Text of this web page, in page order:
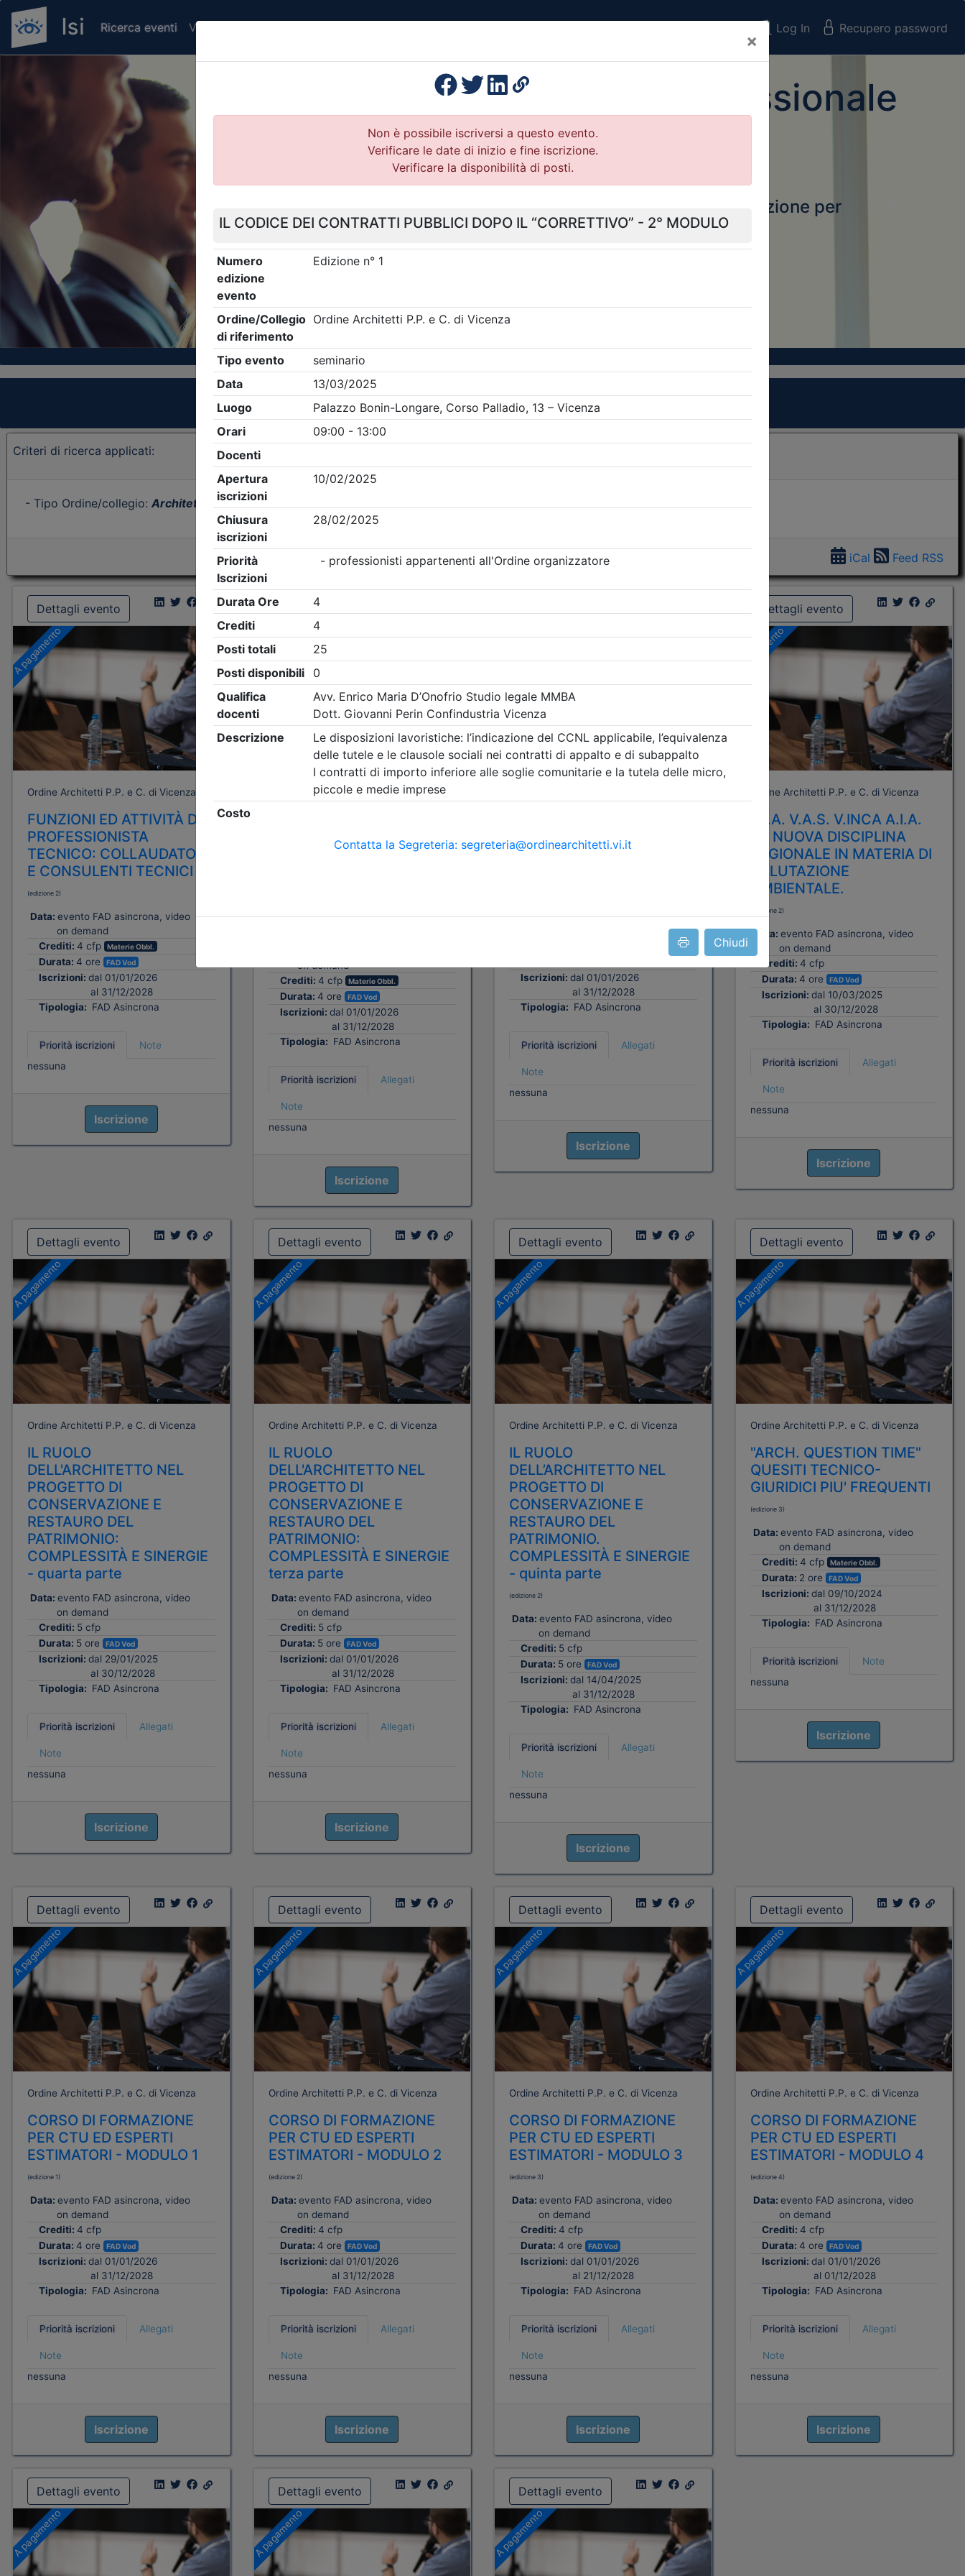
×
Chiudi
Ricerca eventi Verifica attestato di presenza Log In Recupero password
Formazione Professionale
Continua
Il portale della formazione per
Ordini e Collegi
Previous
Clicca qui - espandi la sezione dei filtri ricerca eventi
Criteri di ricerca applicati:
- Tipo Ordine/collegio: Architetti - Ordine:Vicenza
iCal Feed RSS
Dettagli evento
A pagamento
Ordine Architetti P.P. e C. di Vicenza
FUNZIONI ED ATTIVITÀ DEL
PROFESSIONISTA
TECNICO: COLLAUDATORI
E CONSULENTI TECNICI
(edizione 2)
Data: evento FAD asincrona, video
on demand
Crediti: 4 cfp Materie Obbl.
Durata: 4 ore FAD Vod
Iscrizioni: dal 01/01/2026
al 31/12/2028
Tipologia: FAD Asincrona
Priorità iscrizioni
Note
nessuna
Iscrizione
Dettagli evento
A pagamento
Ordine Architetti P.P. e C. di Vicenza
PROFESSIONISTA
TECNICO: LE DISCIPLINE
on demand
Crediti: 4 cfp Materie Obbl.
Durata: 4 ore FAD Vod
Iscrizioni: dal 01/01/2026
al 31/12/2028
Tipologia: FAD Asincrona
Priorità iscrizioni Allegati
Note
nessuna
Iscrizione
A pagamento
PROFESSIONISTA
TECNICO: PROGETTISTA E
Data:evento FAD asincrona, video
Iscrizioni: dal 01/01/2026
al 31/12/2028
Tipologia: FAD Asincrona
Priorità iscrizioni Allegati
Note
nessuna
Iscrizione
Dettagli evento
A pagamento
Ordine Architetti P.P. e C. di Vicenza
V.I.A. V.A.S. V.INCA A.I.A.
LA NUOVA DISCIPLINA
REGIONALE IN MATERIA DI
VALUTAZIONE
AMBIENTALE.
(edizione 2)
Data: evento FAD asincrona, video
on demand
Crediti: 4 cfp
Durata: 4 ore FAD Vod
Iscrizioni: dal 10/03/2025
al 30/12/2028
Tipologia: FAD Asincrona
Priorità iscrizioni Allegati
Note
nessuna
Iscrizione
Dettagli evento
A pagamento
Ordine Architetti P.P. e C. di Vicenza
IL RUOLO
DELL'ARCHITETTO NEL
PROGETTO DI
CONSERVAZIONE E
RESTAURO DEL
PATRIMONIO:
COMPLESSITÀ E SINERGIE
- quarta parte
Data: evento FAD asincrona, video
on demand
Crediti: 5 cfp
Durata: 5 ore FAD Vod
Iscrizioni: dal 29/01/2025
al 30/12/2028
Tipologia: FAD Asincrona
Priorità iscrizioni Allegati
Note
nessuna
Iscrizione
Dettagli evento
A pagamento
Ordine Architetti P.P. e C. di Vicenza
IL RUOLO
DELL'ARCHITETTO NEL
PROGETTO DI
CONSERVAZIONE E
RESTAURO DEL
PATRIMONIO:
COMPLESSITÀ E SINERGIE
terza parte
Data: evento FAD asincrona, video
on demand
Crediti: 5 cfp
Durata: 5 ore FAD Vod
Iscrizioni: dal 01/01/2026
al 31/12/2028
Tipologia: FAD Asincrona
Priorità iscrizioni Allegati
Note
nessuna
Iscrizione
Dettagli evento
A pagamento
Ordine Architetti P.P. e C. di Vicenza
IL RUOLO
DELL’ARCHITETTO NEL
PROGETTO DI
CONSERVAZIONE E
RESTAURO DEL
PATRIMONIO.
COMPLESSITÀ E SINERGIE
- quinta parte
(edizione 2)
Data: evento FAD asincrona, video
on demand
Crediti: 5 cfp
Durata: 5 ore FAD Vod
Iscrizioni: dal 14/04/2025
al 31/12/2028
Tipologia: FAD Asincrona
Priorità iscrizioni Allegati
Note
nessuna
Iscrizione
Dettagli evento
A pagamento
Ordine Architetti P.P. e C. di Vicenza
"ARCH. QUESTION TIME"
QUESITI TECNICO-
GIURIDICI PIU' FREQUENTI
(edizione 3)
Data: evento FAD asincrona, video
on demand
Crediti: 4 cfp Materie Obbl.
Durata: 2 ore FAD Vod
Iscrizioni: dal 09/10/2024
al 31/12/2028
Tipologia: FAD Asincrona
Priorità iscrizioni
Note
nessuna
Iscrizione
Dettagli evento
A pagamento
Ordine Architetti P.P. e C. di Vicenza
CORSO DI FORMAZIONE
PER CTU ED ESPERTI
ESTIMATORI - MODULO 1
(edizione 1)
Data: evento FAD asincrona, video
on demand
Crediti: 4 cfp
Durata: 4 ore FAD Vod
Iscrizioni: dal 01/01/2026
al 31/12/2028
Tipologia: FAD Asincrona
Priorità iscrizioni Allegati
Note
nessuna
Iscrizione
Dettagli evento
A pagamento
Ordine Architetti P.P. e C. di Vicenza
CORSO DI FORMAZIONE
PER CTU ED ESPERTI
ESTIMATORI - MODULO 2
(edizione 2)
Data: evento FAD asincrona, video
on demand
Crediti: 4 cfp
Durata: 4 ore FAD Vod
Iscrizioni: dal 01/01/2026
al 31/12/2028
Tipologia: FAD Asincrona
Priorità iscrizioni Allegati
Note
nessuna
Iscrizione
Dettagli evento
A pagamento
Ordine Architetti P.P. e C. di Vicenza
CORSO DI FORMAZIONE
PER CTU ED ESPERTI
ESTIMATORI - MODULO 3
(edizione 3)
Data: evento FAD asincrona, video
on demand
Crediti: 4 cfp
Durata: 4 ore FAD Vod
Iscrizioni: dal 01/01/2026
al 21/12/2028
Tipologia: FAD Asincrona
Priorità iscrizioni Allegati
Note
nessuna
Iscrizione
Dettagli evento
A pagamento
Ordine Architetti P.P. e C. di Vicenza
CORSO DI FORMAZIONE
PER CTU ED ESPERTI
ESTIMATORI - MODULO 4
(edizione 4)
Data: evento FAD asincrona, video
on demand
Crediti: 4 cfp
Durata: 4 ore FAD Vod
Iscrizioni: dal 01/01/2026
al 01/12/2028
Tipologia: FAD Asincrona
Priorità iscrizioni Allegati
Note
nessuna
Iscrizione
Dettagli evento
A pagamento
Dettagli evento
A pagamento
Dettagli evento
A pagamento